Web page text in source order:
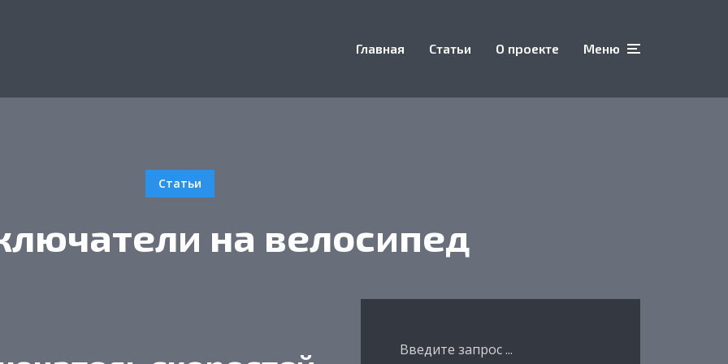
Главная Статьи О проекте Меню
Статьи
на велосипед